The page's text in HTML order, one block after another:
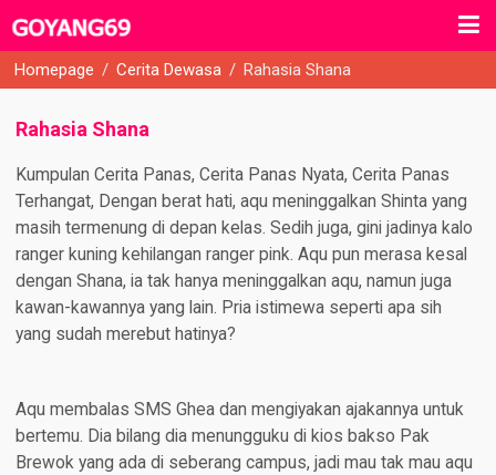
Homepage / Cerita Dewasa / Rahasia Shana
Rahasia Shana
Kumpulan Cerita Panas, Cerita Panas Nyata, Cerita Panas
Terhangat, Dengan berat hati, aqu meninggalkan Shinta yang
masih termenung di depan kelas. Sedih juga, gini jadinya kalo
ranger kuning kehilangan ranger pink. Aqu pun merasa kesal
dengan Shana, ia tak hanya meninggalkan aqu, namun juga
kawan-kawannya yang lain. Pria istimewa seperti apa sih
yang sudah merebut hatinya?
Aqu membalas SMS Ghea dan mengiyakan ajakannya untuk
bertemu. Dia bilang dia menungguku di kios bakso Pak
Brewok yang ada di seberang campus, jadi mau tak mau aqu